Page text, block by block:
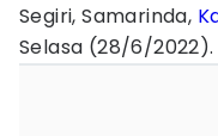
Segiri, Samarinda,
Selasa (28/6/2022).